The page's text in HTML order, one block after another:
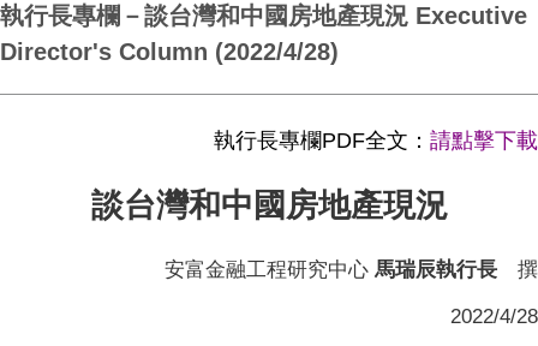
執行長專欄－談台灣和中國房地產現況 Executive
Director's Column (2022/4/28)
執行長專欄PDF全文： 請點擊下載
談台灣和中國房地產現況
安富金融工程研究中心 馬瑞辰執行長 撰
2022/4/28